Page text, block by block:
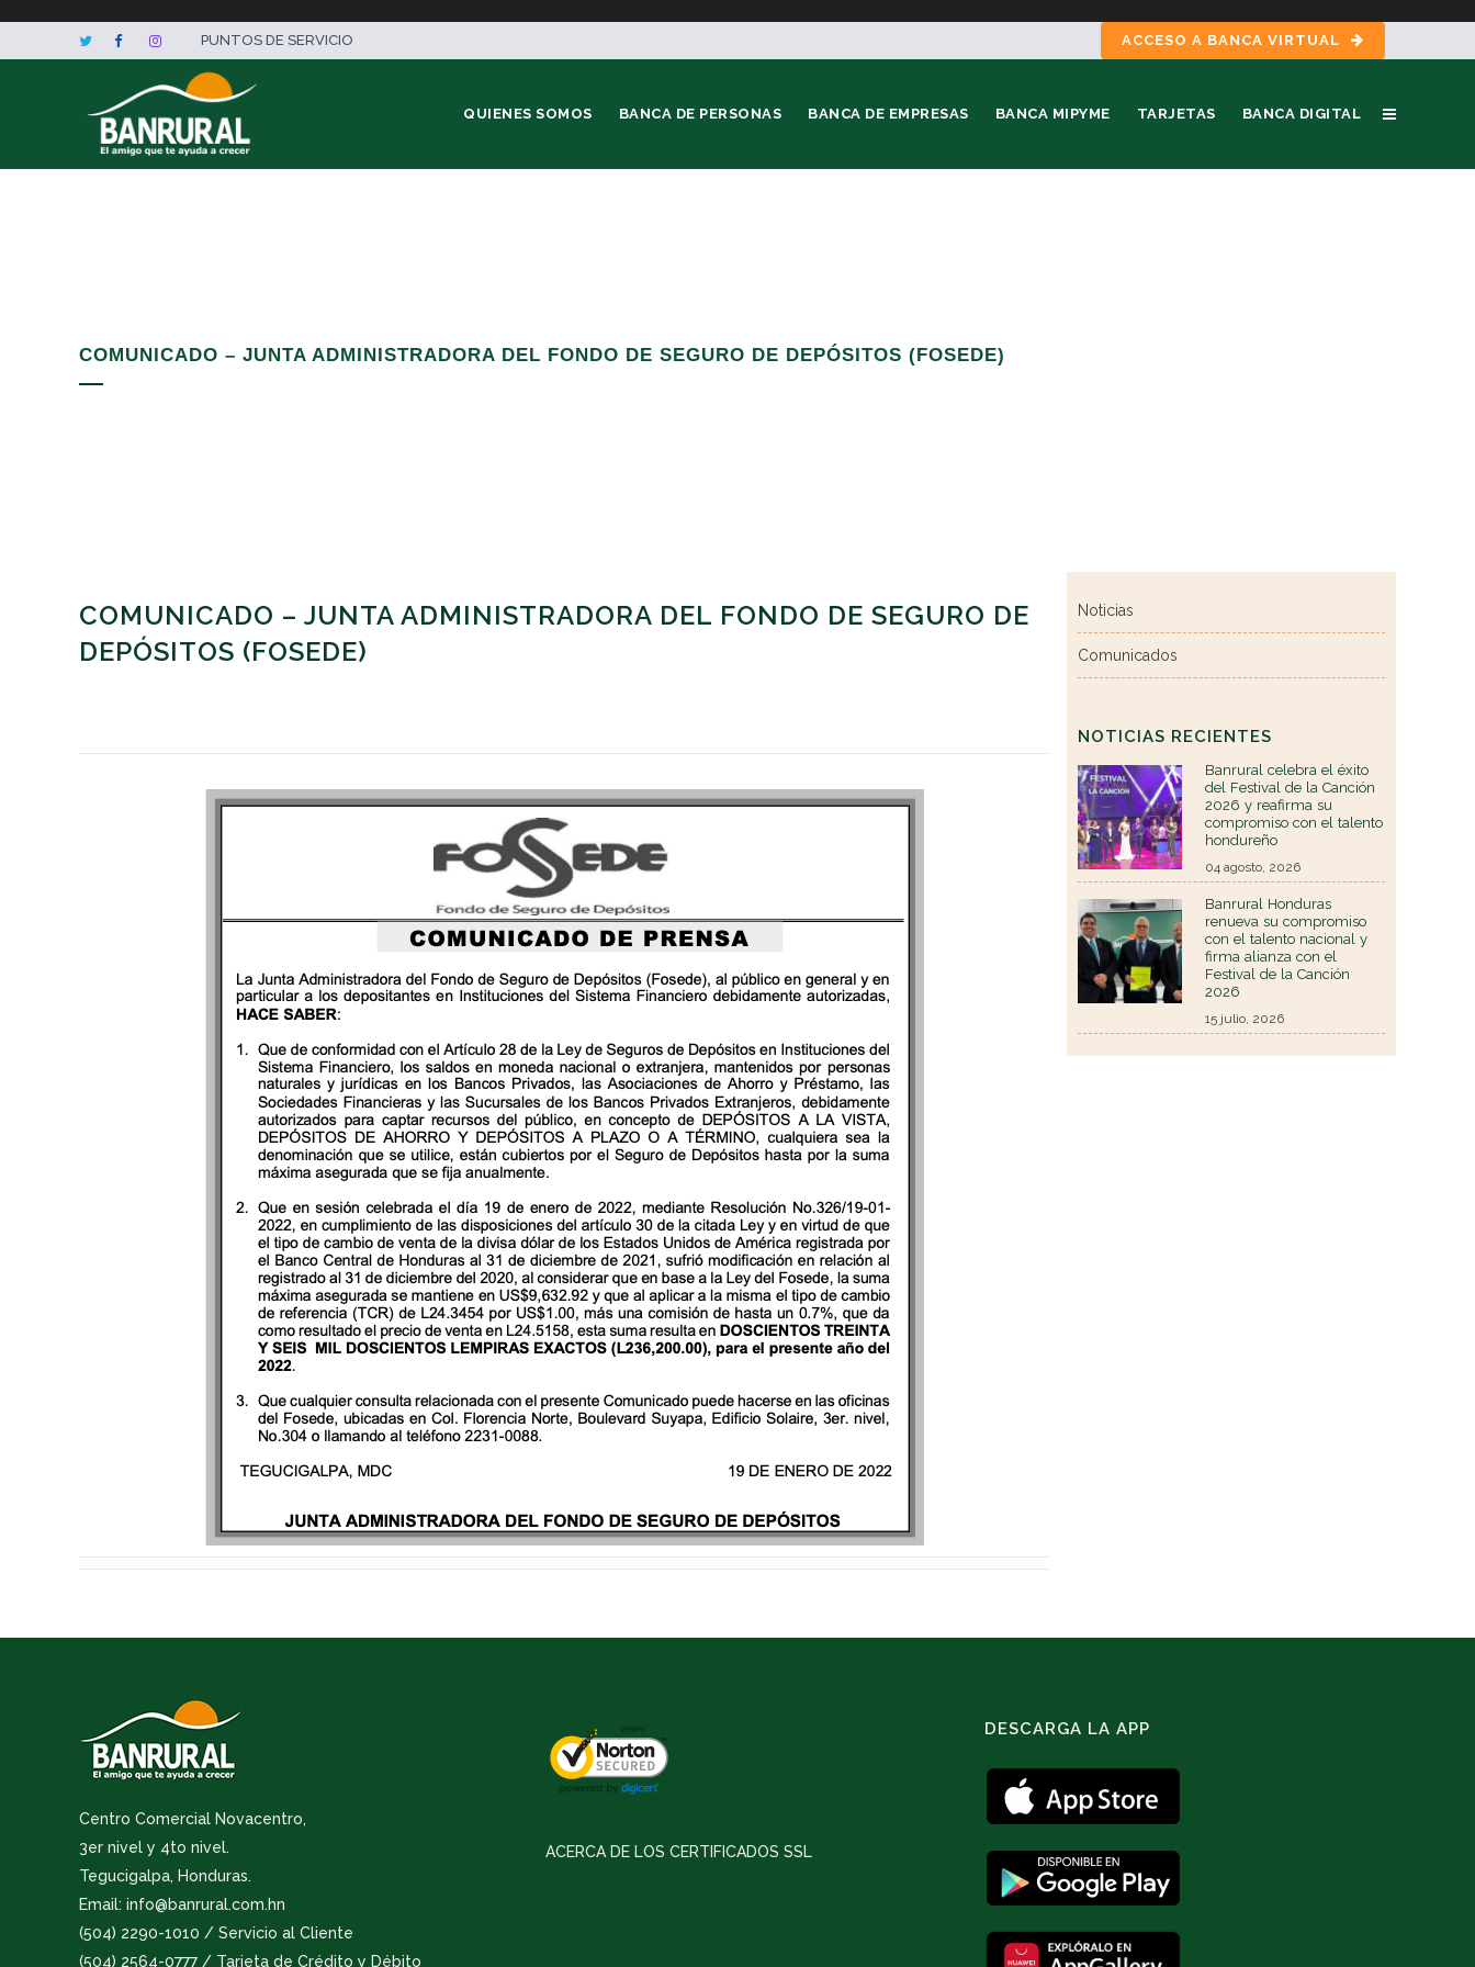
PUNTOS DE SERVICIO ACCESO A BANCA VIRTUAL
QUIENES SOMOS BANCA DE PERSONAS BANCA DE EMPRESAS BANCA MIPYME TARJETAS BANCA DIGITAL
COMUNICADO – JUNTA ADMINISTRADORA DEL FONDO DE SEGURO DE DEPÓSITOS (FOSEDE)
COMUNICADO – JUNTA ADMINISTRADORA DEL FONDO DE SEGURO DE
DEPÓSITOS (FOSEDE)
Noticias
Comunicados
NOTICIAS RECIENTES
Banrural celebra el éxito
del Festival de la Canción
2026 y reafirma su
compromiso con el talento
hondureño
04 agosto, 2026
Banrural Honduras
renueva su compromiso
con el talento nacional y
firma alianza con el
Festival de la Canción
2026
15 julio, 2026
Centro Comercial Novacentro,
3er nivel y 4to nivel.
Tegucigalpa, Honduras.
Email: info@banrural.com.hn
(504) 2290-1010 / Servicio al Cliente
(504) 2564-0777 / Tarjeta de Crédito y Débito
ACERCA DE LOS CERTIFICADOS SSL
DESCARGA LA APP